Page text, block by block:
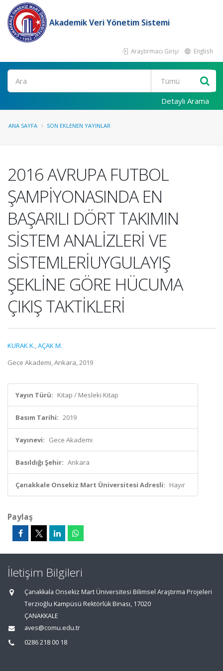
Akademik Veri Yönetim Sistemi
Araştırmacı Girişi English
Ara
Detaylı Arama
ANA SAYFA SON EKLENEN YAYINLAR
2016 AVRUPA FUTBOL
ŞAMPİYONASINDA EN
BAŞARILI DÖRT TAKIMIN
SİSTEM ANALİZLERİ VE
SİSTEMLERİUYGULAYIŞ
ŞEKLİNE GÖRE HÜCUMA
ÇIKIŞ TAKTİKLERİ
KURAK K.,AÇAK M.
Gece Akademi, Ankara, 2019
Yayın Türü: Kitap / Mesleki Kitap
Basım Tarihi: 2019
Yayınevi: Gece Akademi
Basıldığı Şehir: Ankara
Çanakkale Onsekiz Mart Üniversitesi Adresli: Hayır
Paylaş
İletişim Bilgileri
Çanakkala Onsekiz Mart Üniversitesi Bilimsel Araştırma Projeleri
Terzioğlu Kampüsü Rektörlük Binası, 17020
ÇANAKKALE
aves@comu.edu.tr
0286 218 00 18